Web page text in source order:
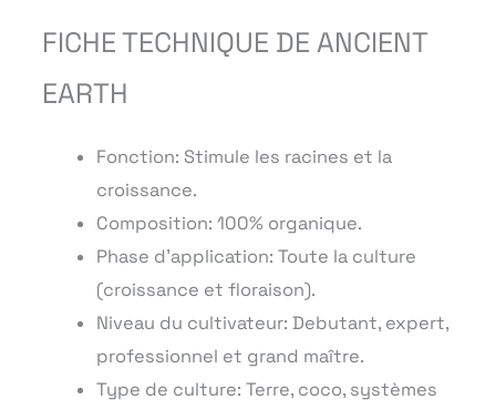
FICHE TECHNIQUE DE ANCIENT
EARTH
Fonction: Stimule les racines et la
croissance.
Composition: 100% organique.
Phase d’application: Toute la culture
(croissance et floraison).
Niveau du cultivateur: Debutant, expert,
professionnel et grand maître.
Type de culture: Terre, coco, systèmes